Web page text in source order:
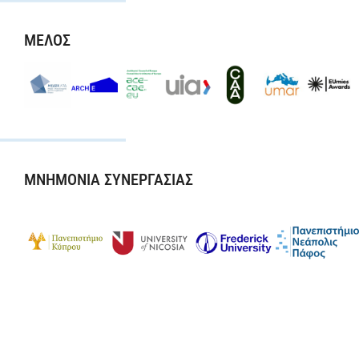
ΜΕΛΟΣ
ΜΝΗΜΟΝΙΑ ΣΥΝΕΡΓΑΣΙΑΣ